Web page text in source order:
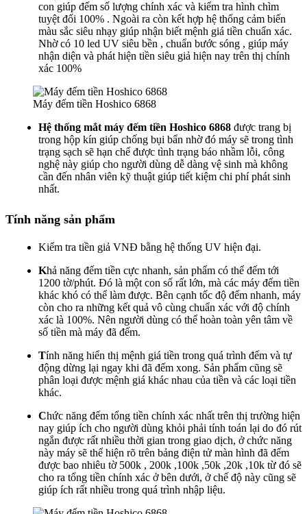
con giúp đếm số lượng chính xác và kiểm tra hình chìm
tuyệt đối 100% . Ngoài ra còn kết hợp hệ thống cảm biến
màu sắc siêu nhạy giúp nhận biết mệnh giá tiền chuẩn xác.
Nhờ có 10 led UV siêu bền , chuẩn bước sóng , giúp máy
nhận diện và phát hiện tiền siêu giả hiện nay trên thị chính
xác 100%
Máy đếm tiền Hoshico 6868
Hệ thống mắt máy đếm tiền Hoshico 6868 được trang bị
trong hộp kín giúp chống bụi bẩn nhờ đó máy sẽ trong tình
trạng sạch sẽ hạn chế được tình trạng báo nhầm lỗi, công
nghệ này giúp cho người dùng dễ dàng vệ sinh mà không
cần đến nhân viên kỹ thuật giúp tiết kiệm chi phí phát sinh
nhất.
Tính năng sản phẩm
Kiểm tra tiền giả VNĐ bằng hệ thống UV hiện đại.
Khả năng đếm tiền cực nhanh, sản phẩm có thể đếm tới
1200 tờ/phút. Đó là một con số rất lớn, mà các máy đếm tiền
khác khó có thể làm được. Bên cạnh tốc độ đếm nhanh, máy
còn cho ra những kết quả vô cùng chuẩn xác với độ chính
xác là 100%. Nên người dùng có thể hoàn toàn yên tâm về
số tiền mà máy đã đếm.
Tính năng hiển thị mệnh giá tiền trong quá trình đếm và tự
động dừng lại ngay khi đã đếm xong. Sản phẩm cũng sẽ
phân loại được mệnh giá khác nhau của tiền và các loại tiền
khác.
Chức năng đếm tổng tiền chính xác nhất trên thị trường hiện
nay giúp ích cho người dùng khỏi phải tính toán lại do đó rút
ngắn được rất nhiều thời gian trong giao dịch, ở chức năng
này máy sẽ thể hiện rõ trên bảng điện tử màn hình đã đếm
được bao nhiêu tờ 500k , 200k ,100k ,50k ,20k ,10k từ đó sẽ
cho ra tổng tiền chính xác ở bên dưới, ở chế độ này cũng sẽ
giúp ích rất nhiều trong quá trình nhập liệu.